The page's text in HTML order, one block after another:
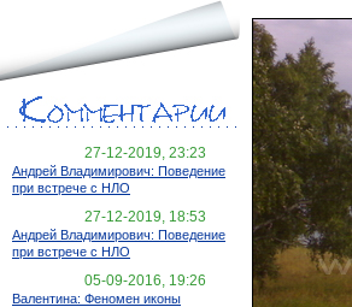
27-12-2019, 23:23
Андрей Владимирович: Поведение
при встрече с НЛО
27-12-2019, 18:53
Андрей Владимирович: Поведение
при встрече с НЛО
05-09-2016, 19:26
Валентина: Феномен иконы